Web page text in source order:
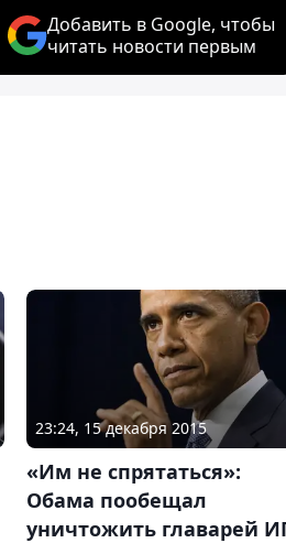
Добавить в Google, чтобы
читать новости первым
23:24, 15 декабря 2015
«Им не спрятаться»:
Обама пообещал
уничтожить главарей